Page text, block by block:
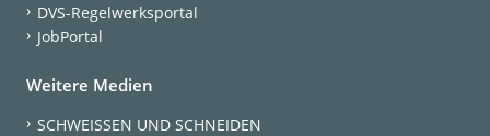
DVS-Regelwerksportal
JobPortal
Weitere Medien
SCHWEISSEN UND SCHNEIDEN